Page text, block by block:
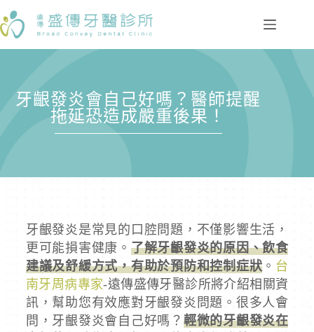
牙齦發炎會自己好嗎？醫師提醒
拖延恐造成嚴重後果！
牙齦發炎是常見的口腔問題，不僅影響生活，
更可能損害健康。 了解牙齦發炎的原因、飲食
建議及舒緩方式，有助於預防和控制症狀 。 台
南牙周病專家-遠傳盛傳牙醫診所將介紹相關資
訊，幫助您有效應對牙齦發炎問題。很多人會
問，牙齦發炎會自己好嗎？ 輕微的牙齦發炎在